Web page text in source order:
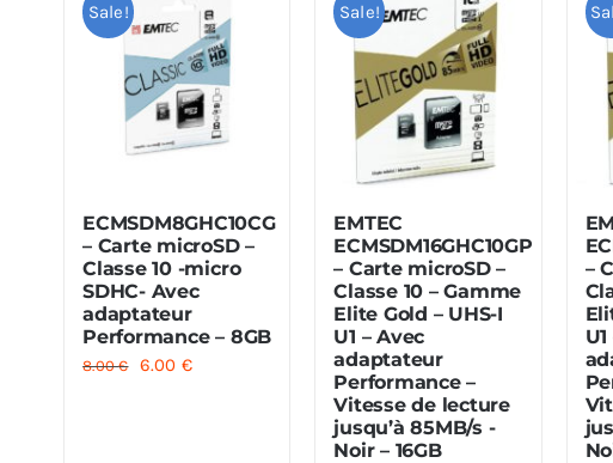
Sale!
ECMSDM8GHC10CG
– Carte microSD –
Classe 10 -micro
SDHC- Avec
adaptateur
Performance – 8GB
8.00€
Le
6.00 €Le
Sale!
EMTEC
ECMSDM16GHC10GP
– Carte microSD –
Classe 10 – Gamme
Elite Gold – UHS-I
U1 – Avec
adaptateur
Performance –
Vitesse de lecture
jusqu’à 85MB/s -
Noir – 16GB
–